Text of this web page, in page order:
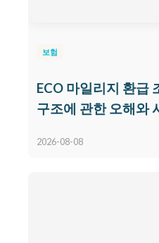
보험
ECO 마일리지 환급
구조에 관한 오해와
2026-08-08